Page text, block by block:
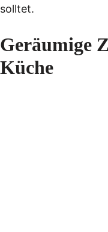
solltet.
Geräumige
Küche